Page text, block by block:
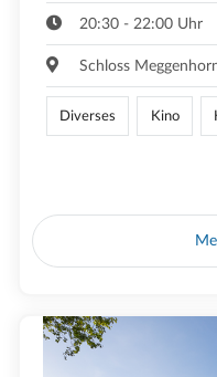
20:30 - 22:00 Uhr
Schloss
Diverses Kino